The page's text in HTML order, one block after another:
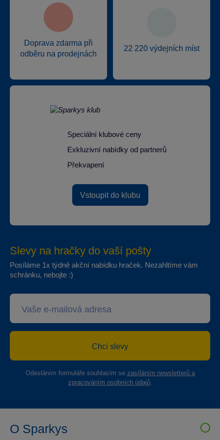
Doprava zdarma při
odběru na prodejnách
22 220 výdejních míst
Speciální klubové ceny
Exkluzivní nabídky od partnerů
Překvapení
Vstoupit do klubu
Slevy na hračky do vaší pošty
Posíláme 1x týdně akční nabídku hraček. Nezahltíme vám
schránku, nebojte :)
Chci slevy
Odesláním formuláře souhlasím se zasíláním newsletterů a
zpracováním osobních údajů.
O Sparkys